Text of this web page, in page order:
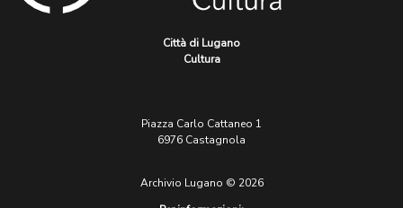
Città di Lugano
Cultura
Piazza Carlo Cattaneo 1
6976 Castagnola
Archivio Lugano © 2026